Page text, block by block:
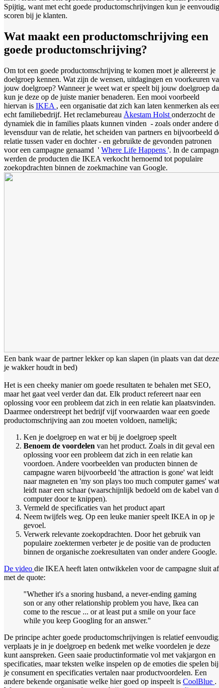
Spijtig, want met echt goede productomschrijvingen kun je eenvoudig
scoren bij je klanten.
Wat maakt een productomschrijving een
goede productomschrijving?
Om tot een goede productomschrijving te komen moet je allereerst je
doelgroep kennen. Wat zijn de wensen, uitdagingen en voorkeuren
jouw doelgroep? Wanneer je weet wat er speelt bij jouw doelgroep
kun je deze op de juiste manier benaderen. Een mooi voorbeeld
hiervan is IKEA , een organisatie dat zich kan laten kenmerken als
echt familiebedrijf. Het reclamebureau Åkestam Holst onderzocht de
dynamiek die in families plaats kunnen vinden - zoals onder andere
levensduur van de relatie, het scheiden van partners en bijvoorbeeld
relatie tussen vader en dochter - en gebruikte de gevonden patronen
voor een campagne genaamd ' Where Life Happens '. In de
werden de producten die IKEA verkocht hernoemd tot populaire
zoekopdrachten binnen de zoekmachine van Google.
Een bank waar de partner lekker op kan slapen (in plaats van dat deze
je wakker houdt in bed)
Het is een cheeky manier om goede resultaten te behalen met SEO,
maar het gaat veel verder dan dat. Elk product refereert naar een
oplossing voor een probleem dat zich in een relatie kan plaatsvinden.
Daarmee onderstreept het bedrijf vijf voorwaarden waar een goede
productomschrijving aan zou moeten voldoen, namelijk;
Ken je doelgroep en wat er bij je doelgroep speelt
Benoem de voordelen van het product. Zoals in dit geval een
oplossing voor een probleem dat zich in een relatie kan
voordoen. Andere voorbeelden van producten binnen de
campagne waren bijvoorbeeld 'the attraction is gone' wat leidt
naar magneten en 'my son plays too much computer games' wat
leidt naar een schaar (waarschijnlijk bedoeld om de kabel van
computer door te knippen).
Vermeld de specificaties van het product apart
Neem twijfels weg. Op een leuke manier speelt IKEA in op je
gevoel.
Verwerk relevante zoekopdrachten. Door het gebruik van
populaire zoektermen verbeter je de positie van de producten
binnen de organische zoekresultaten van onder andere Google.
De video die IKEA heeft laten ontwikkelen voor de campagne sluit af
met de quote:
"Whether it's a snoring husband, a never-ending gaming
son or any other relationship problem you have, Ikea can
come to the rescue ... or at least put a smile on your face
while you keep Googling for an answer."
De principe achter goede productomschrijvingen is relatief
verplaats je in je doelgroep en bedenk met welke voordelen je deze
kunt aanspreken. Geen saaie productinformatie vol met vakjargon en
specificaties, maar teksten welke inspelen op de emoties die spelen bij
je consument en specificaties vertalen naar productvoordelen. Een
andere bekende organisatie welke hier goed op inspeelt is CoolBlue .